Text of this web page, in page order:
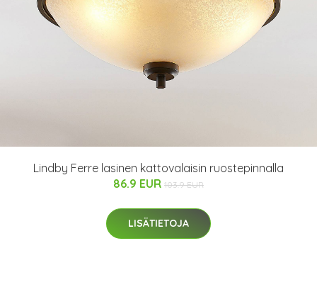
Lindby Ferre lasinen kattovalaisin ruostepinnalla
86.9 EUR 103.9 EUR
LISÄTIETOJA